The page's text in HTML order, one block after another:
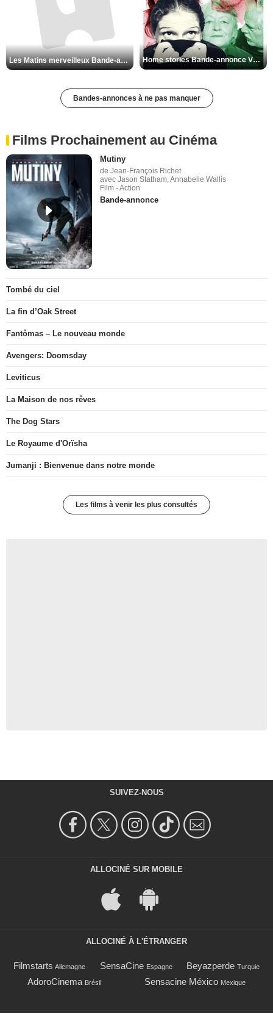
Les Matins merveilleux Bande-annonce VF Home stories Bande-annonce VO STFR
Bandes-annonces à ne pas manquer
Films Prochainement au Cinéma
Mutiny
de Jean-François Richet
avec Jason Statham, Annabelle Wallis
Film - Action
Bande-annonce
Tombé du ciel
La fin d’Oak Street
Fantômas – Le nouveau monde
Avengers: Doomsday
Leviticus
La Maison de nos rêves
The Dog Stars
Le Royaume d'Orïsha
Jumanji : Bienvenue dans notre monde
Les films à venir les plus consultés
SUIVEZ-NOUS
ALLOCINÉ SUR MOBILE
ALLOCINÉ À L'ÉTRANGER
Filmstarts Allemagne SensaCine Espagne Beyazperde Turquie
AdoroCinema Brésil Sensacine México Mexique